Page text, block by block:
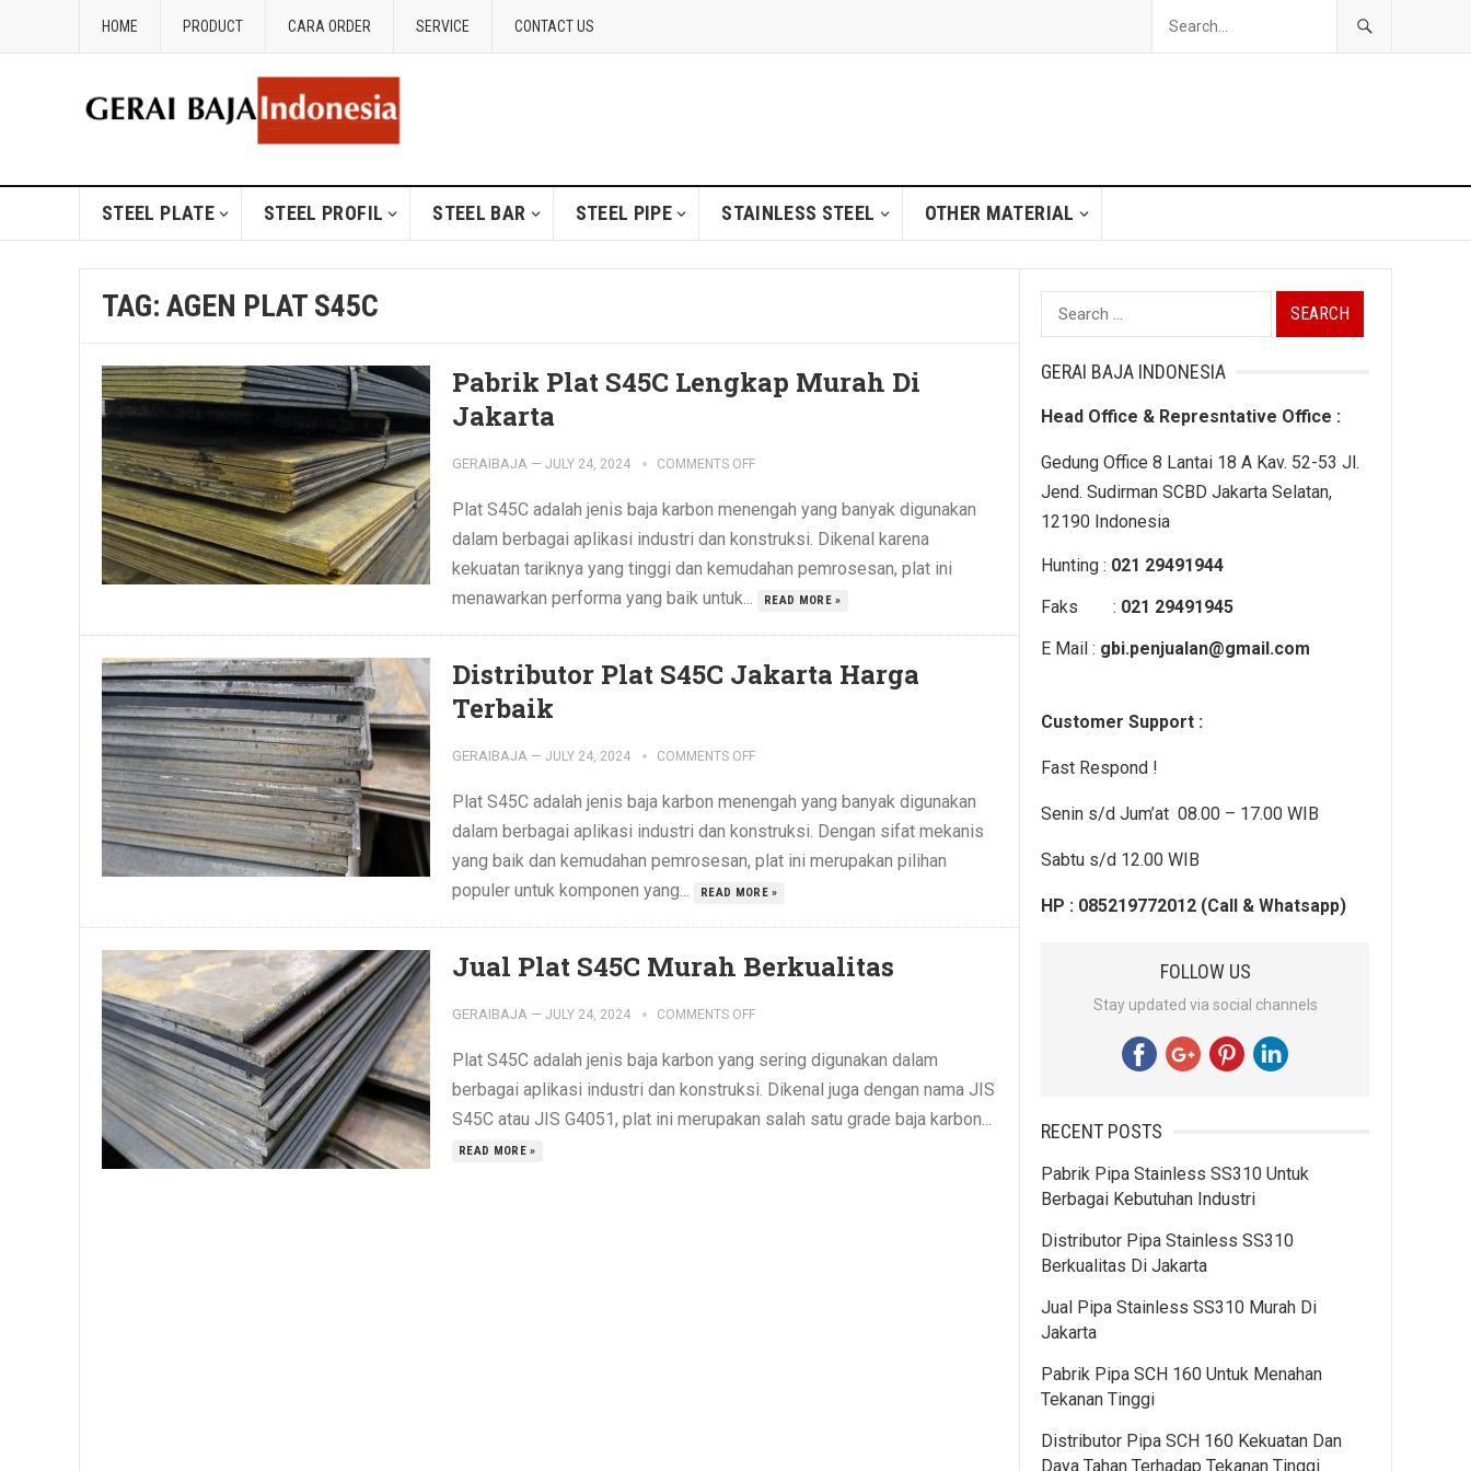
HOME PRODUCT CARA ORDER SERVICE CONTACT US
STEEL PLATE STEEL PROFIL STEEL BAR STEEL PIPE STAINLESS STEEL OTHER MATERIAL
TAG: AGEN PLAT S45C
Pabrik Plat S45C Lengkap Murah Di
Jakarta
GERAIBAJA — JULY 24, 2024 COMMENTS OFF
Plat S45C adalah jenis baja karbon menengah yang banyak digunakan
dalam berbagai aplikasi industri dan konstruksi. Dikenal karena
kekuatan tariknya yang tinggi dan kemudahan pemrosesan, plat ini
menawarkan performa yang baik untuk...
READ MORE »
Distributor Plat S45C Jakarta Harga
Terbaik
GERAIBAJA — JULY 24, 2024 COMMENTS OFF
Plat S45C adalah jenis baja karbon menengah yang banyak digunakan
dalam berbagai aplikasi industri dan konstruksi. Dengan sifat mekanis
yang baik dan kemudahan pemrosesan, plat ini merupakan pilihan
populer untuk komponen yang...
READ MORE »
Jual Plat S45C Murah Berkualitas
GERAIBAJA — JULY 24, 2024 COMMENTS OFF
Plat S45C adalah jenis baja karbon yang sering digunakan dalam
berbagai aplikasi industri dan konstruksi. Dikenal juga dengan nama JIS
S45C atau JIS G4051, plat ini merupakan salah satu grade baja karbon...
READ MORE »
Search
for:
GERAI BAJA INDONESIA
Head Office & Represntative Office :
Gedung Office 8 Lantai 18 A Kav. 52-53 Jl.
Jend. Sudirman SCBD Jakarta Selatan,
12190 Indonesia
Hunting : 021 29491944
Faks : 021 29491945
E Mail : gbi.penjualan@gmail.com
Customer Support :
Fast Respond !
Senin s/d Jum’at 08.00 – 17.00 WIB
Sabtu s/d 12.00 WIB
HP : 085219772012 (Call & Whatsapp)
FOLLOW US
Stay updated via social channels
RECENT POSTS
Pabrik Pipa Stainless SS310 Untuk
Berbagai Kebutuhan Industri
Distributor Pipa Stainless SS310
Berkualitas Di Jakarta
Jual Pipa Stainless SS310 Murah Di
Jakarta
Pabrik Pipa SCH 160 Untuk Menahan
Tekanan Tinggi
Distributor Pipa SCH 160 Kekuatan Dan
Daya Tahan Terhadap Tekanan Tinggi